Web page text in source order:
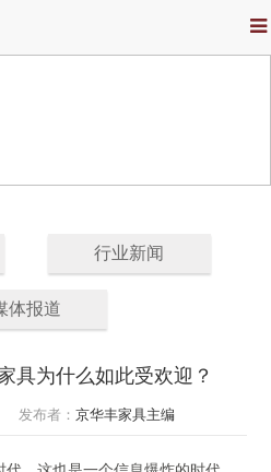
行业新闻
体报道
具为什么如此受欢迎？
发布者： 京华丰家具主编